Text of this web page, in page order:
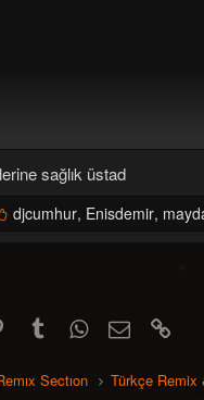
sağlık üstad
B
djcumhur, Enisdemir,
PinterestTumblrWhatsApp
E-posta
Sectıon Türkçe Remix